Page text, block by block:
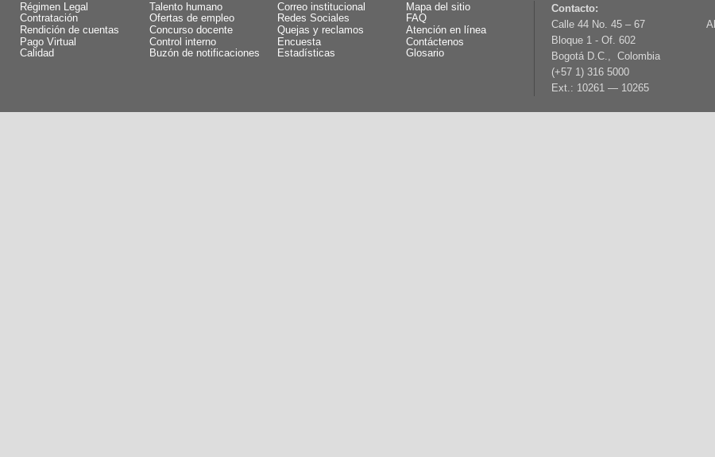
Régimen Legal
Talento humano
Contratación
Ofertas de empleo
Rendición de cuentas
Concurso docente
Pago Virtual
Control interno
Calidad
Buzón de notificaciones
Correo institucional
Mapa del sitio
Redes Sociales
FAQ
Quejas y reclamos
Atención en línea
Encuesta
Contáctenos
Estadísticas
Glosario
Contacto:
Calle 44 No. 45 – 67
Bloque 1 - Of. 602
Bogotá D.C., Colombia
(+57 1) 316 5000
Ext.: 10261 — 10265